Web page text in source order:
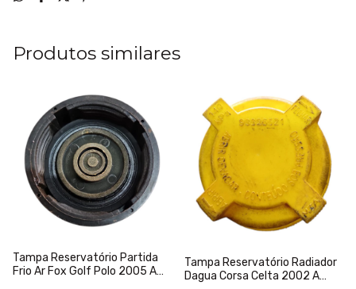
Produtos similares
Tampa Reservatório Partida
Frio Ar Fox Golf Polo 2005 A
Tampa Reservatório Radiador
Dagua Corsa Celta 2002 A